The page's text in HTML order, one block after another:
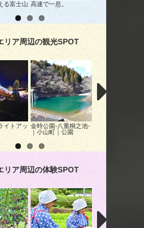
る富士山 高速で一息。
道からの富士山」
リア周辺の観光SPOT
トアッ 金時公園-八重桐之池-
｜小山町｜公園
嶽之下宮 ライ
プ
リア周辺の体験SPOT